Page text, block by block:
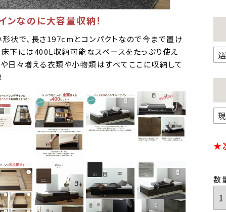
ンなのに大容量収納！
状で、長さ197cmとコンパクトなので今まで置け
床下には400L収納可能なスペースをたっぷり使え
や日々増える衣類や小物類はすべてここに収納して
★